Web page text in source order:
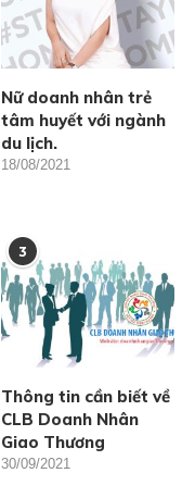
Nữ doanh nhân trẻ
tâm huyết với ngành
du lịch.
18/08/2021
3
Thông tin cần biết về
CLB Doanh Nhân
Giao Thương
30/09/2021